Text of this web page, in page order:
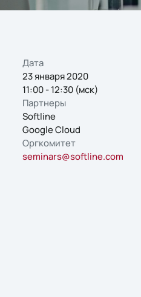
Дата
23 января 2020
11:00 - 12:30 (мск)
Партнеры
Softline
Google Cloud
Оргкомитет
seminars@softline.com